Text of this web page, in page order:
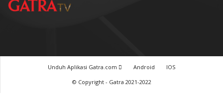
TERPOPULER
Baca GATRA Baru Bicara